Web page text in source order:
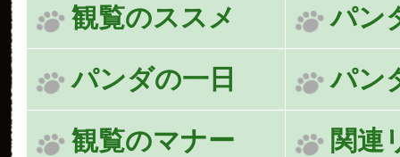
観覧のススメ パン
パンダの一日 パン
観覧のマナー 関連